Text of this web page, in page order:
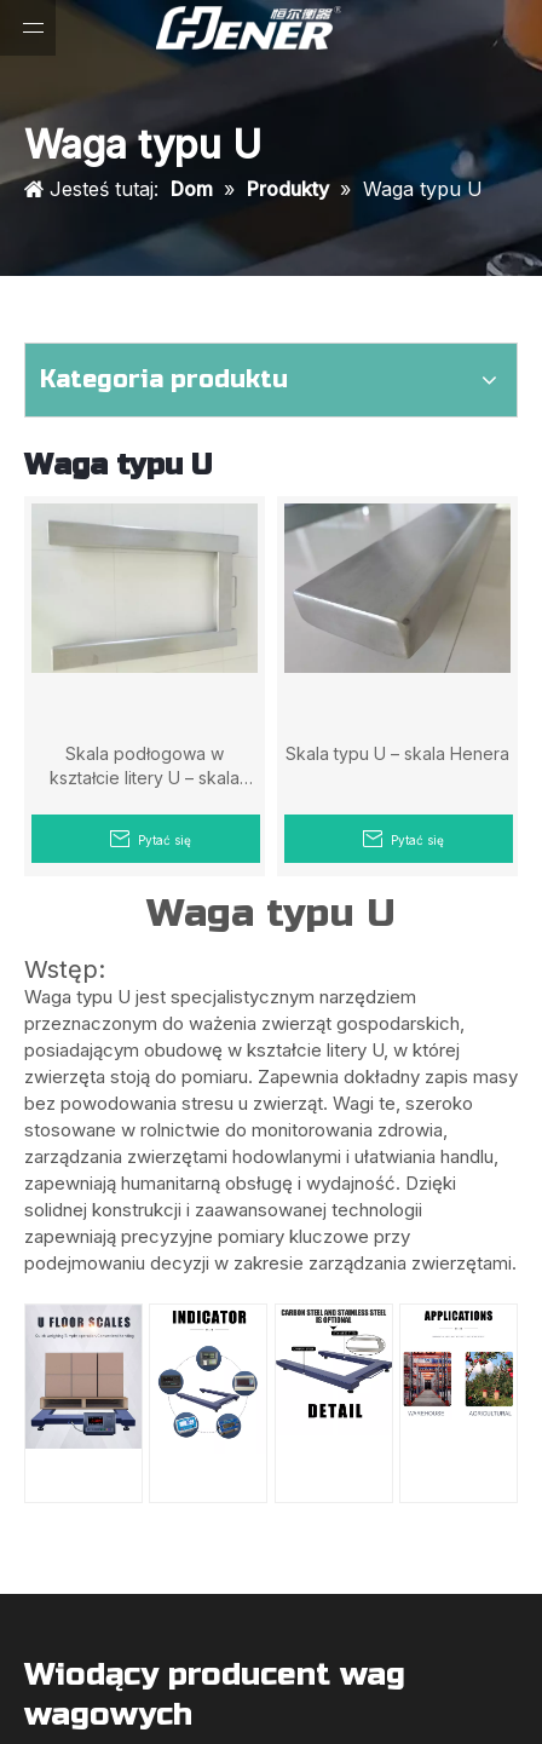
Waga typu U
Jesteś tutaj: Dom » Produkty » Waga typu U
Kategoria produktu
Waga typu U
Skala podłogowa w
kształcie litery U – skala
Pytać się
Skala typu U – skala Henera
Pytać się
Waga typu U
Wstęp:
Waga typu U jest specjalistycznym narzędziem
przeznaczonym do ważenia zwierząt gospodarskich,
posiadającym obudowę w kształcie litery U, w której
zwierzęta stoją do pomiaru. Zapewnia dokładny zapis masy
bez powodowania stresu u zwierząt. Wagi te, szeroko
stosowane w rolnictwie do monitorowania zdrowia,
zarządzania zwierzętami hodowlanymi i ułatwiania handlu,
zapewniają humanitarną obsługę i wydajność. Dzięki
solidnej konstrukcji i zaawansowanej technologii
zapewniają precyzyjne pomiary kluczowe przy
podejmowaniu decyzji w zakresie zarządzania zwierzętami.
Wiodący producent wag
wagowych